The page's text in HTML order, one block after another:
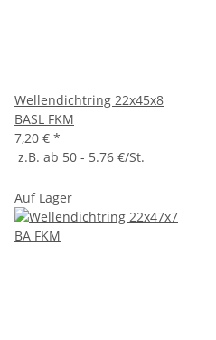
Wellendichtring 22x45x8
BASL FKM
7,20 € *
z.B. ab 50 - 5.76 €/St.
Auf Lager